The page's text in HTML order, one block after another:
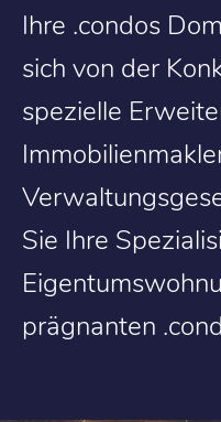
Ihre .condos
sich von der
spezielle
Sie Ihre
prägnanten